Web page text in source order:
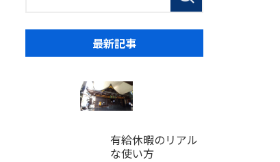
最新記事
有給休暇のリアル
な使い方